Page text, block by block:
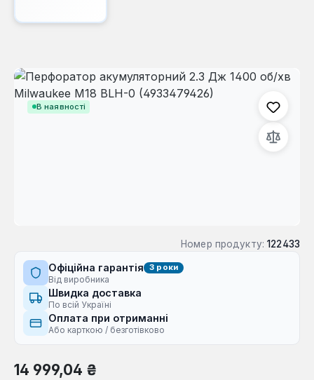
В наявності
Пропустити галерею зображень
Номер продукту: 122433
Офіційна гарантія 3 роки
Від виробника
Швидка доставка
По всій Україні
Оплата при отриманні
Або карткою / безготівково
Звичайна ціна:
14 999,04 ₴